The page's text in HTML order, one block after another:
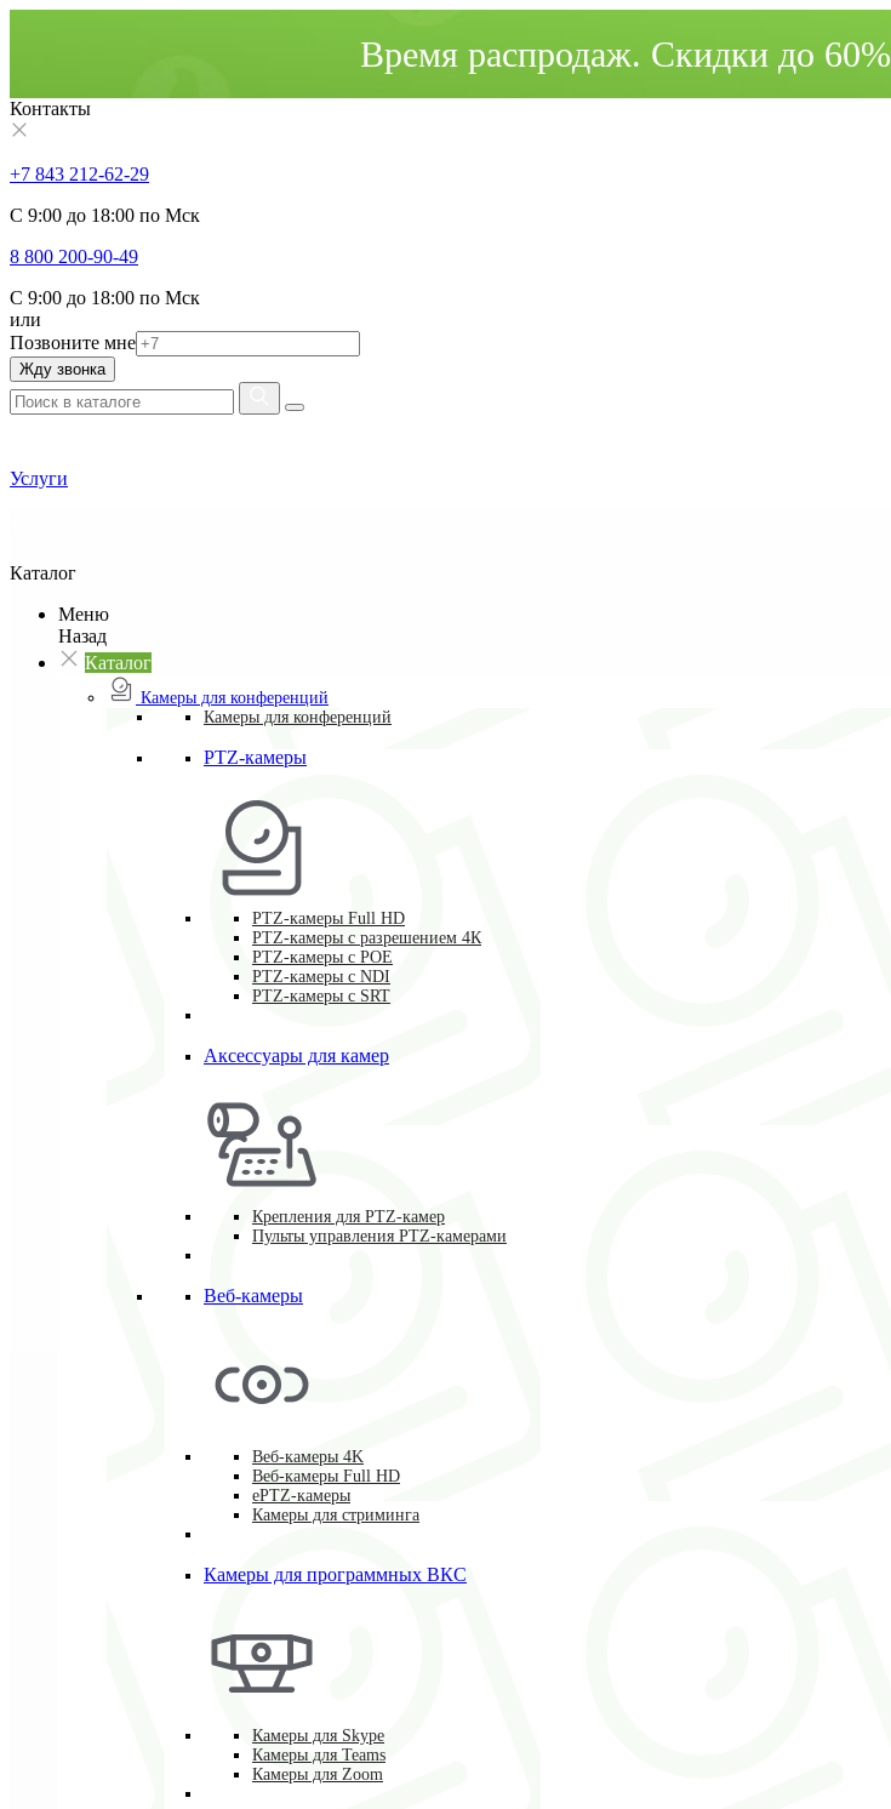
Время распродаж. Cкидки до 60%
Контакты
+7 843 212-62-29
С 9:00 до 18:00 по Мск
8 800 200-90-49
С 9:00 до 18:00 по Мск
или
Позвоните мне
Жду звонка
Услуги
Каталог
Меню
Назад
Каталог
Камеры для конференций
Камеры для конференций
PTZ-камеры
PTZ-камеры Full HD
PTZ-камеры с разрешением 4К
PTZ-камеры с POE
PTZ-камеры c NDI
PTZ-камеры с SRT
Аксессуары для камер
Крепления для PTZ-камер
Пульты управления PTZ-камерами
Веб-камеры
Веб-камеры 4K
Веб-камеры Full HD
ePTZ-камеры
Камеры для стриминга
Камеры для программных ВКС
Камеры для Skype
Камеры для Teams
Камеры для Zoom